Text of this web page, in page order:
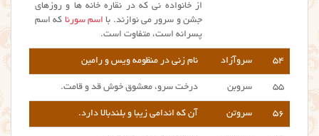
از خانواده نی که در نقاره خانه ها و روزهای
جشن و سرور می نوازند. با اسم سورنا که اسم
پسرانه است، متفاوت است.
۵۴ سروآزاد نام زنی در منظومه ویس و رامین
۵۵ سروبن درخت سرو، معشوق خوش قد و قامت.
۵۶ سروتن آن که اندامی زیبا و بلندبالا دارد.